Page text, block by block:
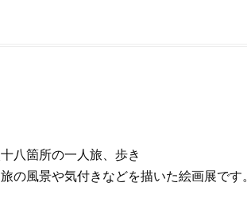
八箇所の一人旅、歩き
を描いた絵画展です。